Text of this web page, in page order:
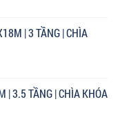
| 3 TẦNG | CHÌA
| 3.5 TẦNG | CHÌA KHÓA